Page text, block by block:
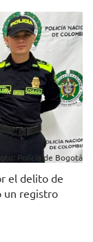
Policía de Bogotá
el delito de
un registro